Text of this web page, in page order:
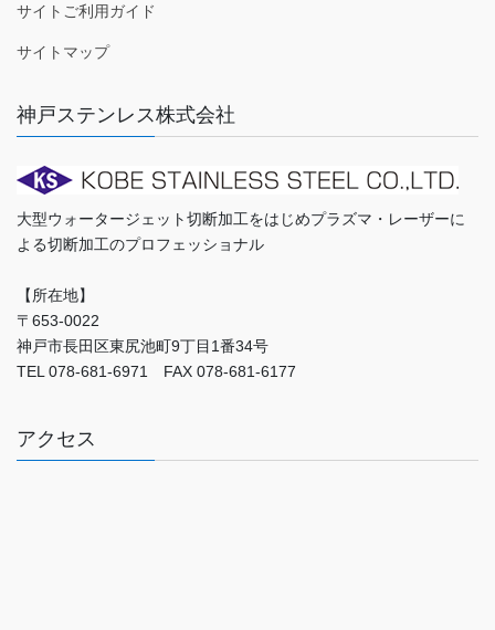
サイトご利用ガイド
サイトマップ
神戸ステンレス株式会社
大型ウォータージェット切断加工をはじめプラズマ・レーザーに
よる切断加工のプロフェッショナル
【所在地】
〒653-0022
神戸市長田区東尻池町9丁目1番34号
TEL 078-681-6971 FAX 078-681-6177
アクセス